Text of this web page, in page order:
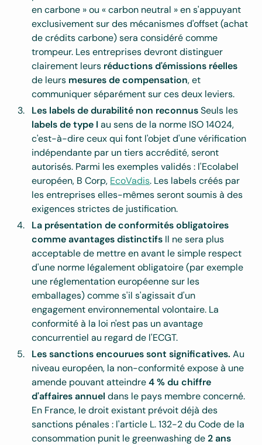
en carbone » ou « carbon neutral » en s'appuyant
exclusivement sur des mécanismes d'offset (achat
de crédits carbone) sera considéré comme
trompeur. Les entreprises devront distinguer
clairement leurs réductions d'émissions réelles
de leurs mesures de compensation, et
communiquer séparément sur ces deux leviers.
Les labels de durabilité non reconnusSeuls les
labels de type I au sens de la norme ISO 14024,
c'est-à-dire ceux qui font l'objet d'une vérification
indépendante par un tiers accrédité, seront
autorisés. Parmi les exemples validés : l'Ecolabel
européen, B Corp, EcoVadis. Les labels créés par
les entreprises elles-mêmes seront soumis à des
exigences strictes de justification.
La présentation de conformités obligatoires
comme avantages distinctifs Il ne sera plus
acceptable de mettre en avant le simple respect
d'une norme légalement obligatoire (par exemple
une réglementation européenne sur les
emballages) comme s'il s'agissait d'un
engagement environnemental volontaire. La
conformité à la loi n'est pas un avantage
concurrentiel au regard de l'ECGT.
Les sanctions encourues sont significatives. Au
niveau européen, la non-conformité expose à une
amende pouvant atteindre4 % du chiffre
d'affaires annuel dans le pays membre concerné.
En France, le droit existant prévoit déjà des
sanctions pénales : l'article L. 132-2 du Code de la
consommation punit le greenwashing de2 ans